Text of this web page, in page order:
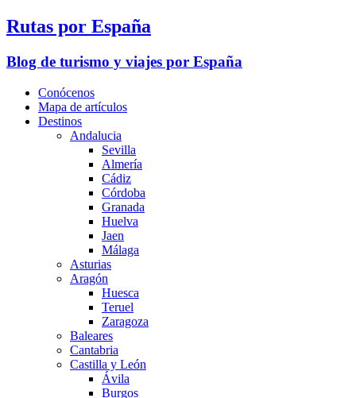
Rutas por España
Blog de turismo y viajes por España
Conócenos
Mapa de artículos
Destinos
Andalucia
Sevilla
Almería
Cádiz
Córdoba
Granada
Huelva
Jaen
Málaga
Asturias
Aragón
Huesca
Teruel
Zaragoza
Baleares
Cantabria
Castilla y León
Ávila
Burgos